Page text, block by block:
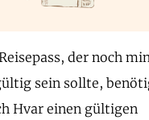
der noch
sein sollte,
Hvar einen gültigen